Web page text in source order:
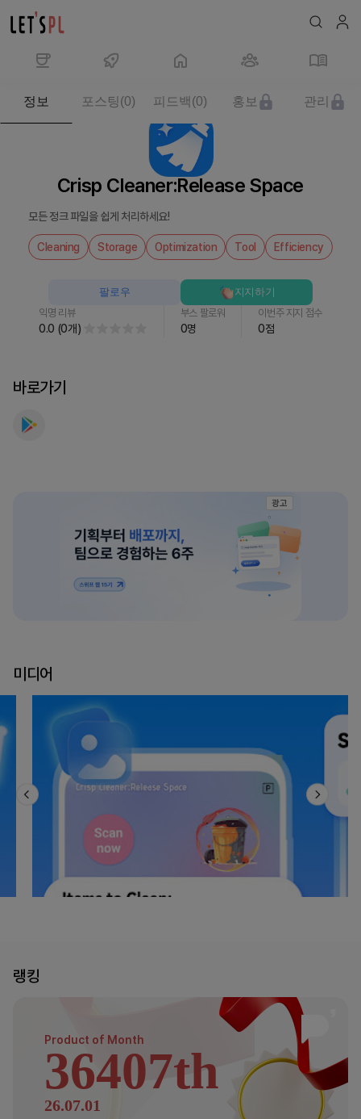
서
Space
Crisp Cleaner:Release Space
모든 정크 파일을 쉽게 처리하세요!
Cleaning Storage Optimization Tool Efficiency
익명 리뷰
0.0 (0개)
부스 팔로워
0명
이번주 지지 점수
0점
팔로우 지지하기
정보 포스팅(0) 피드백 (0) 홍보 관리
바로가기
광고
미디어
랭킹
Product of Month
36407th
26.07.01